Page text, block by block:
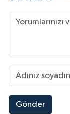
Gönder